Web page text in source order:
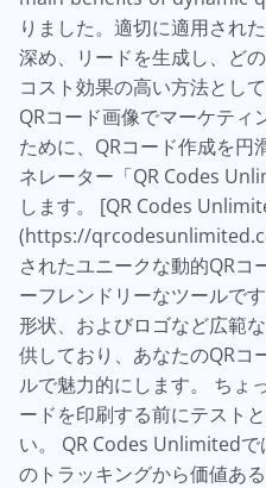
りました。適切に適用され
深め、リードを生成し、ど
コスト効果の高い方法とし
QRコード画像でマーケティ
ために、QRコード作成を円
ネレーター「QR Codes
します。 [QR Codes
(https://
されたユニークな動的QR
ーフレンドリーなツールで
形状、およびロゴなど広範
供しており、あなたのQRコ
ルで魅力的にします。 ちょ
ードを印刷する前にテスト
い。 QR Codes Unlimited
のトラッキングから価値あ